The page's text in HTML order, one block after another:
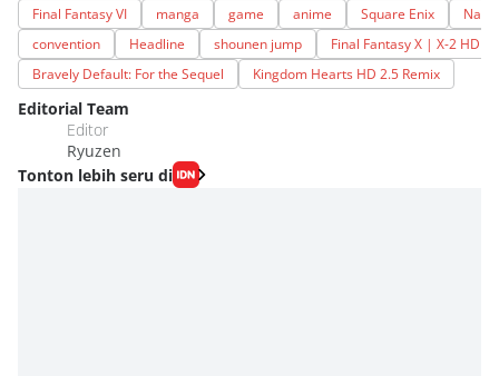
Final Fantasy VI manga game anime Square Enix
convention
Headline shounen jump
Final Fantasy X | X-2 HD
Bravely Default: For the Sequel
Kingdom Hearts HD 2.5 Remix
Editorial Team
Editor
Ryuzen
Tonton lebih seru di